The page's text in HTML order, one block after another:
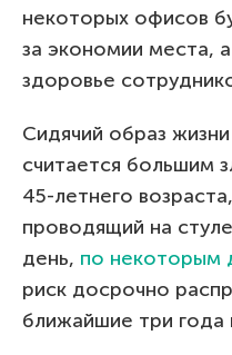
некоторых офисов
за экономии места,
здоровье
Сидячий образ
считается большим
45-летнего
проводящий на
день, по некоторым
риск досрочно
ближайшие три года